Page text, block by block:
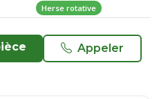
Herse rotative
Appeler